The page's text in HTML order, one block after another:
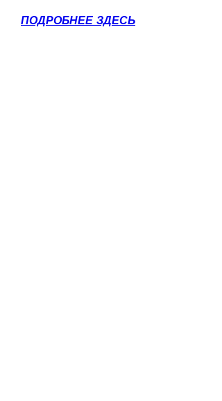
ПОДРОБНЕЕ ЗДЕСЬ